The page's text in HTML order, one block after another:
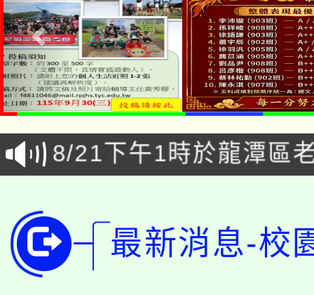
「本色祭」8/29、30在
場熱烈登場!
8/21下午1時於龍潭區
徵才活動。
YOUNG桃局內行報名
局官網。
8月14至27日，桃園電
開!
115年桃園市運動會8/
最新消息-校